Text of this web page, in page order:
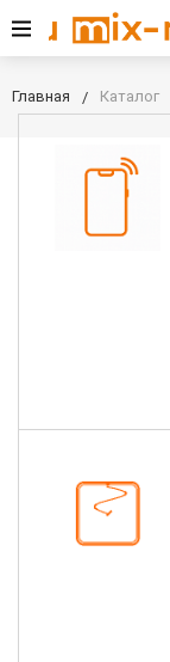
Главная Каталог